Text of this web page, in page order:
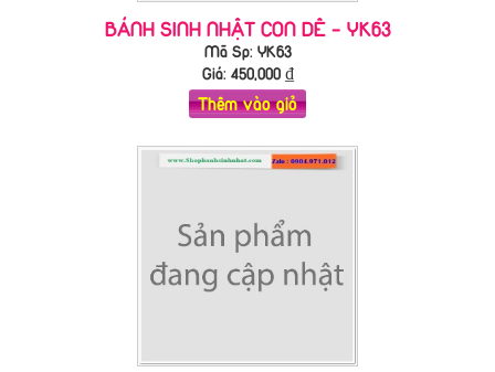
BÁNH SINH NHẬT CON DÊ - YK63
Mã Sp: YK63
Giá: 450,000₫
Thêm vào giỏ